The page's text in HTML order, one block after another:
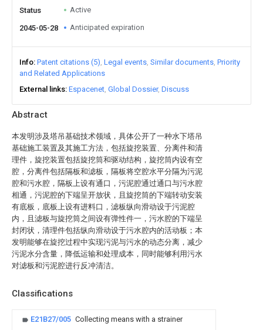
Abstract
本发明涉及塔吊基础技术领域，具体公开了一种水下塔吊
基础施工装置及其施工方法，包括旋挖装置、分离件和清
理件，旋挖装置包括旋挖筒和驱动结构，旋挖筒内设有空
腔，分离件包括隔板和滤板，隔板将空腔水平分隔为污泥
腔和污水腔，隔板上设有通口，污泥腔通过通口与污水腔
相通，污泥腔的下端呈开放状，且旋挖筒的下端转动安装
有底板，底板上设有进料口，滤板纵向滑动设于污泥腔
内，且滤板与旋挖筒之间设有弹性件一，污水腔的下端呈
封闭状，清理件包括纵向滑动设于污水腔内的活动板；本
发明能够在旋挖过程中实现污泥与污水的动态分离，减少
污泥水分含量，降低运输和处理成本，同时能够利用污水
对滤板和污泥腔进行反冲清洁。
Classifications
E21B27/005 Collecting means with a strainer
Status Active
2045-05-28 Anticipated expiration
Info Patent citations (5) Legal events Similar documents Priority
and Related Applications
External links Espacenet Global Dossier Discuss